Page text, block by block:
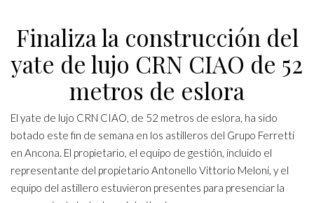
Finaliza la construcción del
yate de lujo CRN CIAO de 52
metros de eslora
El yate de lujo CRN CIAO, de 52 metros de eslora, ha sido
botado este fin de semana en los astilleros del Grupo Ferretti
en Ancona. El propietario, el equipo de gestión, incluido el
representante del propietario Antonello Vittorio Meloni, y el
equipo del astillero estuvieron presentes para presenciar la